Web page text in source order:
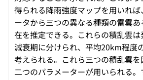
得られる降雨強度マップを用いれ
ータから三つの異なる種類の雷雲
在を推定できる。これらの積乱雲は
減衰期に分けられ、平均20km程度
考えられる。これら三つの積乱雲を
二つのパラメーターが用いられる